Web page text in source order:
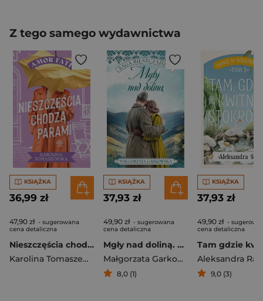
Z tego samego wydawnictwa
KSIĄŻKA
36,99 zł
47,90 zł - sugerowana
cena detaliczna
Nieszczęścia chodzą parami. Amor fati. Tom 3
Karolina Tomaszewska
KSIĄŻKA
37,93 zł
49,90 zł - sugerowana
cena detaliczna
Mgły nad doliną. Saga bieszczadzka. Tom 4
Małgorzata Garkowska
8,0 (1)
KSIĄŻKA
37,93 zł
49,90 zł -
cena detaliczna
Aleksandra Rak
9,0 (3)